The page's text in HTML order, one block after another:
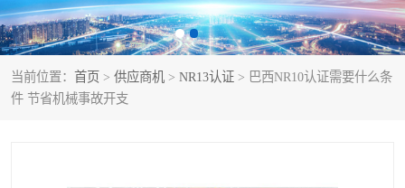
当前位置： 首页 > 供应商机 > NR13认证 > 巴西NR10认证需要什么条
件 节省机械事故开支
ART认证 巴西NR认证
巴西认证 RETIE认证